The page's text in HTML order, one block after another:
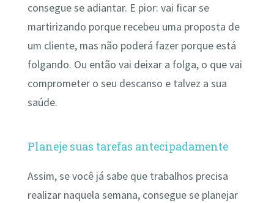
consegue se adiantar. E pior: vai ficar se
martirizando porque recebeu uma proposta de
um cliente, mas não poderá fazer porque está
folgando. Ou então vai deixar a folga, o que vai
comprometer o seu descanso e talvez a sua
saúde.
Planeje suas tarefas antecipadamente
Assim, se você já sabe que trabalhos precisa
realizar naquela semana, consegue se planejar